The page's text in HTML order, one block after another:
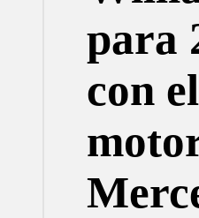
para
con el